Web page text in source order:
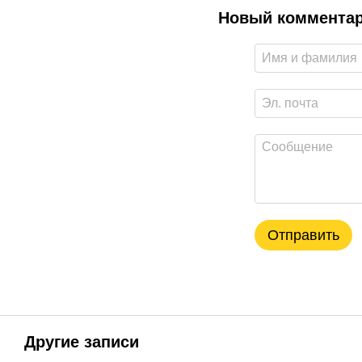
Новый
Отправить
Другие записи